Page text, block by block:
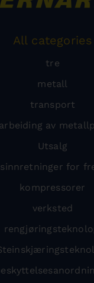
All categories
tre
metall
transport
av
Utsalg
for
kompressorer
verksted